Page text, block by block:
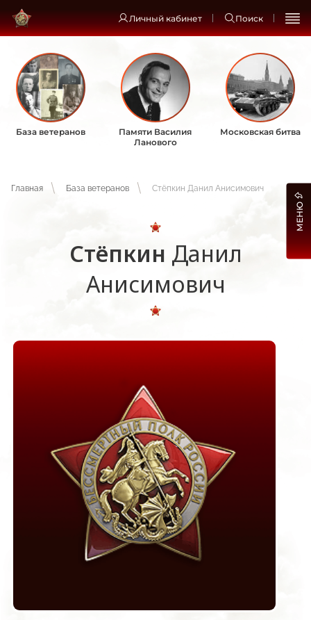
Личный кабинет Поиск
База ветеранов
Памяти Василия
Ланового
Московская битва
Главная База ветеранов Стёпкин Данил Анисимович
Стёпкин Данил
Анисимович
МЕНЮ